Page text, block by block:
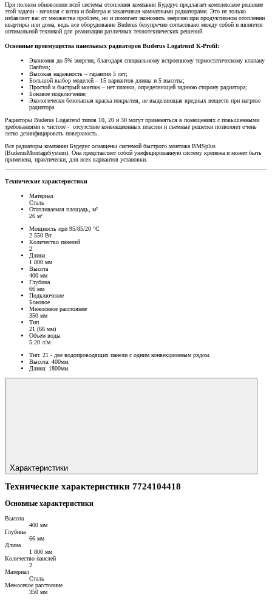
При полном обновлении всей системы отопления компания Будерус предлагает комплексное решение
этой задачи - начиная с котла и бойлера и заканчивая комнатными радиаторами. Это не только
избавляет вас от множества проблем, но и помогает экономить энергию при продуктивном отоплении
квартиры или дома, ведь все оборудование Buderus безупречно согласовано между собой и является
оптимальной техникой для реализации различных теплотехнических решений.
Основные преимущества панельных радиаторов Buderus Logatrend K-Profil:
Экономия до 5% энергии, благодаря специальному встроенному термостатическому клапану
Danfoss;
Высокая надежность – гарантия 5 лет;
Большой выбор моделей – 15 вариантов длины и 5 высоты;
Простой и быстрый монтаж – нет планки, определяющей заднюю сторону радиатора;
Боковое подключение;
Экологически безопасная краска покрытия, не выделяющая вредных веществ при нагреве
радиатора.
Радиаторы Buderus Logatrend типов 10, 20 и 30 могут применяться в помещениях с повышенными
требованиями к чистоте - отсутствие конвекционных пластин и съемные решетки позволяет очень
легко дезинфицировать поверхность.
Все радиаторы компании Будерус оснащены системой быстрого монтажа BMSplus
(BuderusMontageSystem). Она представляет собой унифицированную систему крепежа и может быть
применена, практически, для всех вариантов установки.
Технические характеристики
Материал
Сталь
Отапливаемая площадь, м²
26 м²
Мощность при 95/85/20 °C
2 550 Вт
Количество панелей
2
Длина
1 800 мм
Высота
400 мм
Глубина
66 мм
Подключение
Боковое
Межосевое расстояние
350 мм
Тип
21 (66 мм)
Объем воды
5.20 л/м
Тип: 21 - две водопроводящих панели с одним конвекционным рядом.
Высота: 400мм.
Длина: 1800мм.
Характеристики
Технические характеристики 7724104418
Основные характеристики
Высота
400 мм
Глубина
66 мм
Длина
1 800 мм
Количество панелей
2
Материал
Сталь
Межосевое расстояние
350 мм